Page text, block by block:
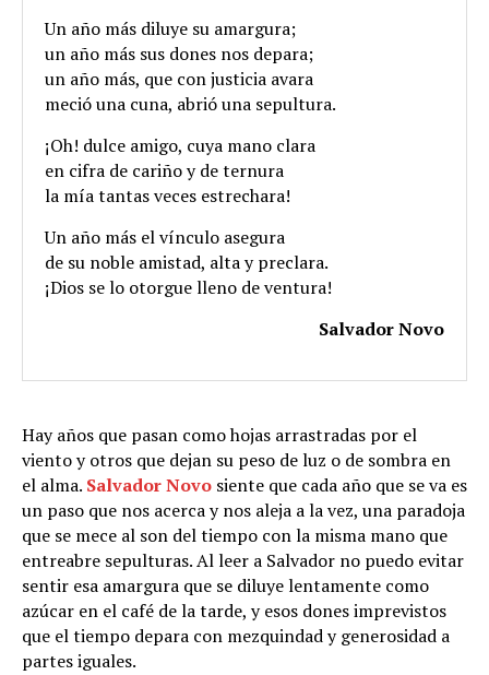
Un año más diluye su amargura;
un año más sus dones nos depara;
un año más, que con justicia avara
meció una cuna, abrió una sepultura.
¡Oh! dulce amigo, cuya mano clara
en cifra de cariño y de ternura
la mía tantas veces estrechara!
Un año más el vínculo asegura
de su noble amistad, alta y preclara.
¡Dios se lo otorgue lleno de ventura!
Salvador Novo
Hay años que pasan como hojas arrastradas por el
viento y otros que dejan su peso de luz o de sombra en
el alma. Salvador Novo siente que cada año que se va es
un paso que nos acerca y nos aleja a la vez, una paradoja
que se mece al son del tiempo con la misma mano que
entreabre sepulturas. Al leer a Salvador no puedo evitar
sentir esa amargura que se diluye lentamente como
azúcar en el café de la tarde, y esos dones imprevistos
que el tiempo depara con mezquindad y generosidad a
partes iguales.